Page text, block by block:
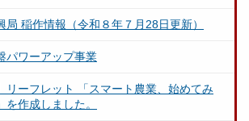
局 稲作情報（令和８年７月28日更新）
パワーアップ事業
リーフレット 「スマート農業、始めてみ
を作成しました。